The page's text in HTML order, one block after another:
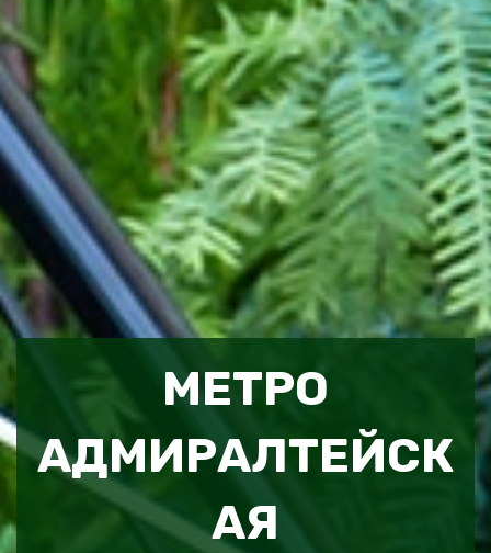
МЕТРО
АДМИРАЛТЕЙСК
АЯ